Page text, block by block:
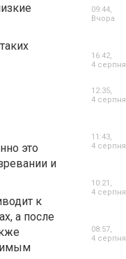
это
и
к
а после
09:44,
Вчора
16:42,
4 серпня
12:35,
4 серпня
11:43,
4 серпня
10:21,
4 серпня
08:57,
4 серпня